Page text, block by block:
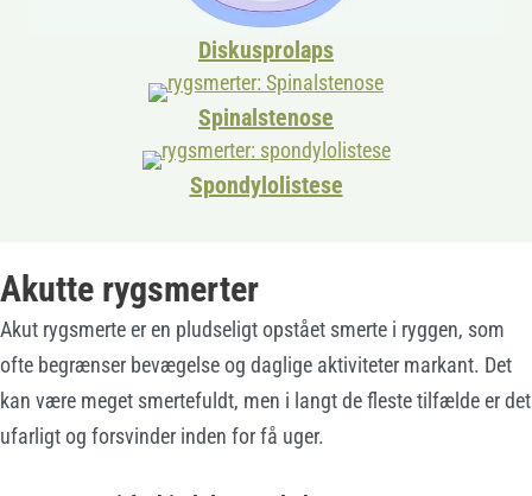
Diskusprolaps
Spinalstenose
Spondylolistese
Akutte rygsmerter
Akut rygsmerte er en pludseligt opstået smerte i ryggen, som
ofte begrænser bevægelse og daglige aktiviteter markant. Det
kan være meget smertefuldt, men i langt de fleste tilfælde er det
ufarligt og forsvinder inden for få uger.